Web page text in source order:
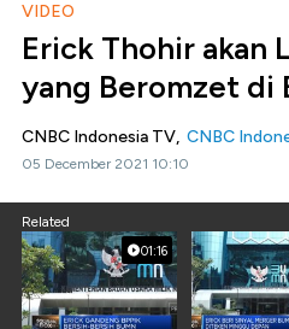
VIDEO
Erick Thohir akan
yang Beromzet di
CNBC Indonesia TV, CNBC
05 December 2021 10:10
Related
01:16